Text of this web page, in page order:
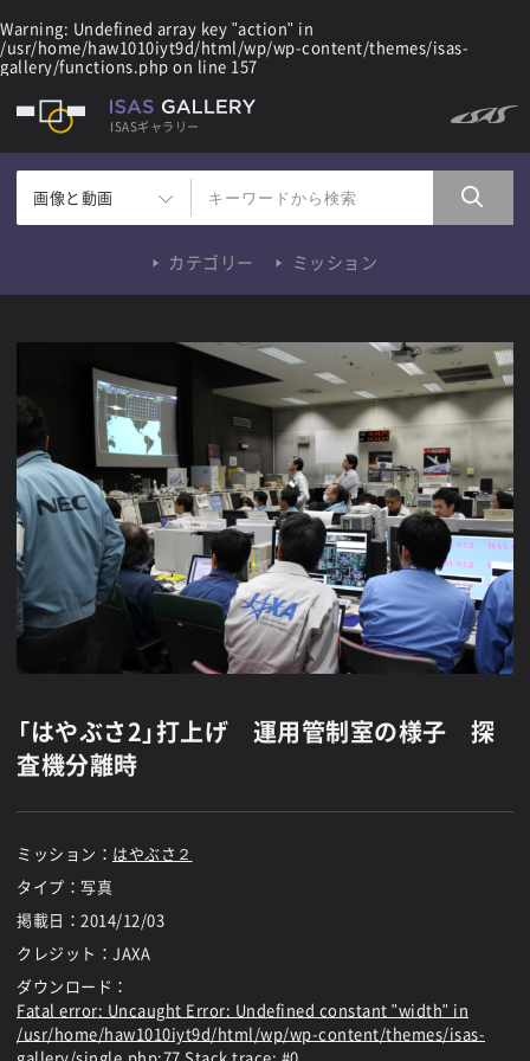
Warning: Undefined array key "action" in
/usr/home/haw1010iyt9d/html/wp/wp-content/themes/isas-
gallery/functions.php on line 157
ISASギャラリー
画像と動画
カテゴリー ミッション
「はやぶさ2」打上げ 運用管制室の様子 探
査機分離時
ミッション： はやぶさ２
タイプ：写真
掲載日： 2014/12/03
クレジット：JAXA
ダウンロード：
Fatal error: Uncaught Error: Undefined constant "width" in
/usr/home/haw1010iyt9d/html/wp/wp-content/themes/isas-